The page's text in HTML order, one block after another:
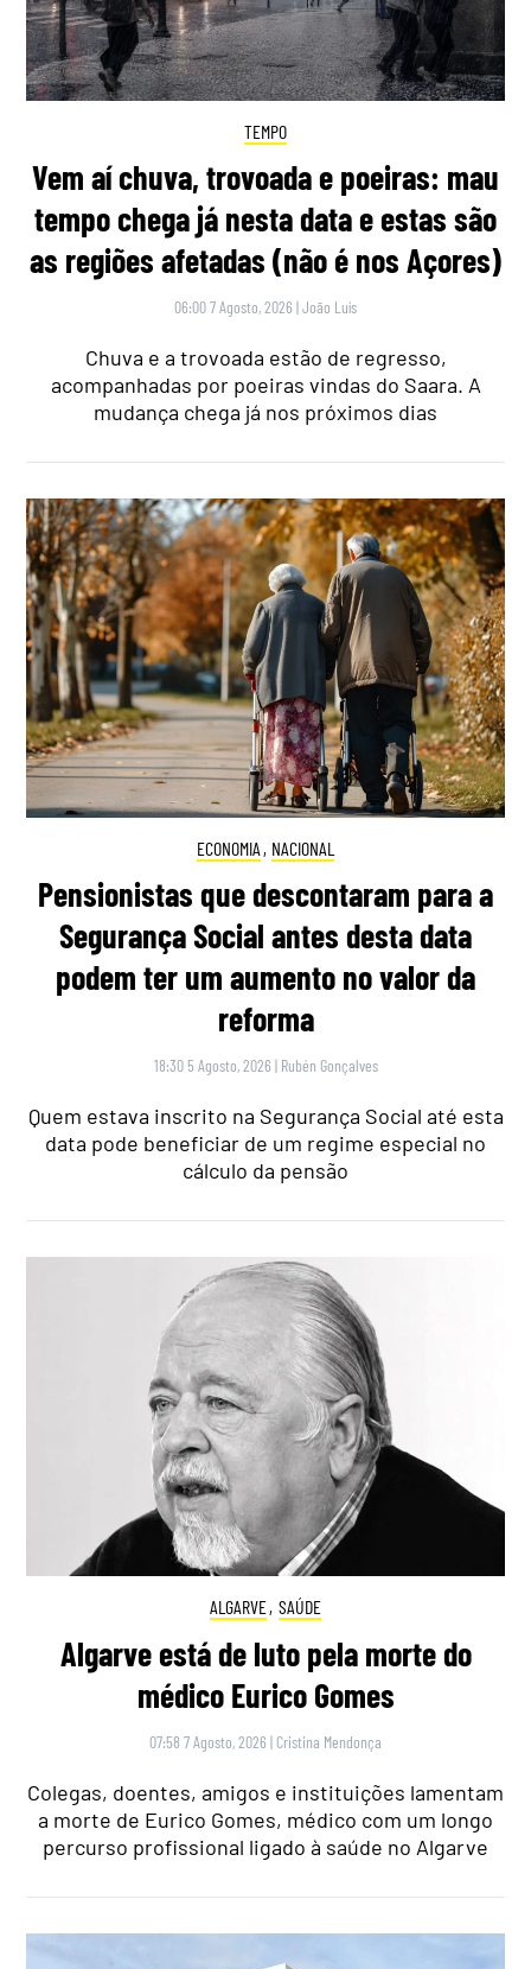
TEMPO
Vem aí chuva, trovoada e poeiras: mau
tempo chega já nesta data e estas são
as regiões afetadas (não é nos Açores)
06:00 7 Agosto, 2026 |João Luís
Chuva e a trovoada estão de regresso,
acompanhadas por poeiras vindas do Saara. A
mudança chega já nos próximos dias
ECONOMIA , NACIONAL
Pensionistas que descontaram para a
Segurança Social antes desta data
podem ter um aumento no valor da
reforma
18:30 5 Agosto, 2026 | Rubén Gonçalves
Quem estava inscrito na Segurança Social até esta
data pode beneficiar de um regime especial no
cálculo da pensão
ALGARVE, SAÚDE
Algarve está de luto pela morte do
médico Eurico Gomes
07:58 7 Agosto, 2026 | Cristina Mendonça
Colegas, doentes, amigos e instituições lamentam
a morte de Eurico Gomes, médico com um longo
percurso profissional ligado à saúde no Algarve